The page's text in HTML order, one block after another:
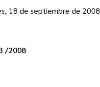
18 de septiembre de 2008
/2008